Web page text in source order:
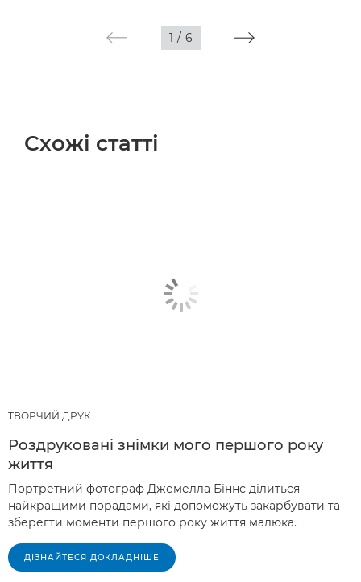
1 / 6
Схожі статті
ТВОРЧИЙ ДРУК
Роздруковані знімки мого першого року
життя
Портретний фотограф Джемелла Біннс ділиться
найкращими порадами, які допоможуть закарбувати та
зберегти моменти першого року життя малюка.
ДІЗНАЙТЕСЯ ДОКЛАДНІШЕ